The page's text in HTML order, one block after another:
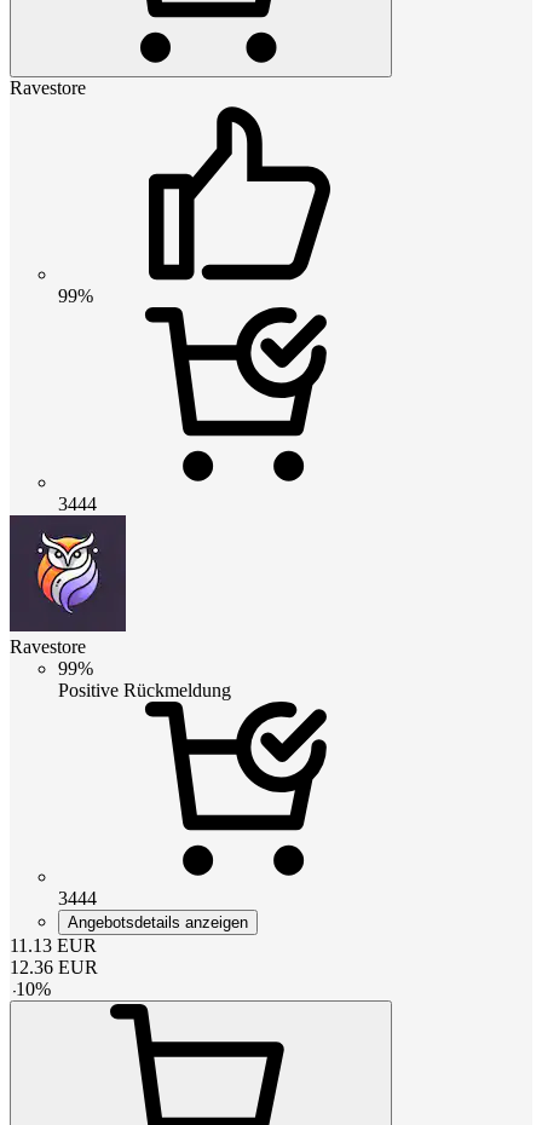
Ravestore
99%
3444
Ravestore
99%
Positive Rückmeldung
3444
Angebotsdetails anzeigen
11.13 EUR
12.36 EUR
-10%